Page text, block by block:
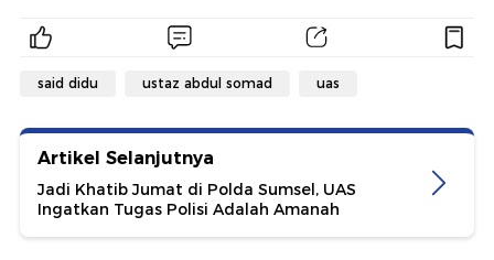
said didu ustaz abdul somad uas
Artikel Selanjutnya
Jadi Khatib Jumat di Polda Sumsel, UAS
Ingatkan Tugas Polisi Adalah Amanah